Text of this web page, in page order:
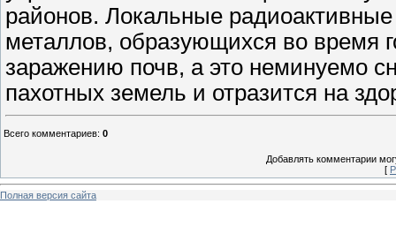
районов. Локальные
металлов, образующихся во время
заражению почв, а это неминуемо
пахотных земель и отразится на
Всего комментариев: 0
Добавлять комментарии
[
Полная версия сайта